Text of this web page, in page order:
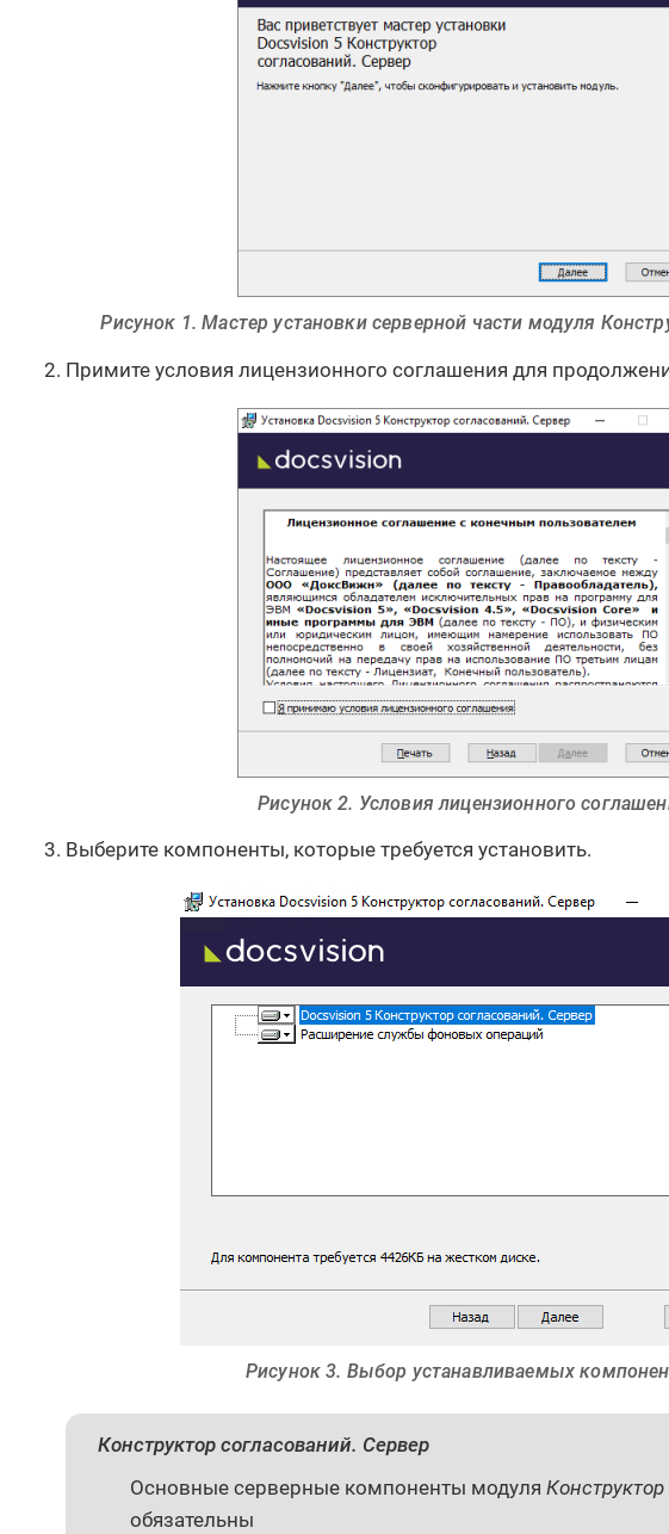
Рисунок 1. Мастер установки серверной части модуля
Примите условия лицензионного соглашения для
Рисунок 2. Условия лицензионного
Выберите компоненты, которые требуется установить.
Рисунок 3. Выбор устанавливаемых
Конструктор согласований. Сервер
Основные серверные компоненты модуля
обязательны